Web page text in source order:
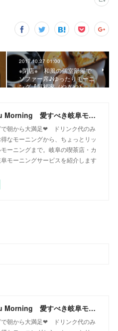
2017.10.27 01:00
※閉店※ 和風の個室部屋で
ソファー席♪ゆったりモーニ
ング【屋祁家（やぎや）…
LOVE ❤ Gifu Morning 愛すべき岐阜モーニング♪
で朝から大満足❤ ドリンク代のみ
なモーニングから、ちょっとリッ
ーニングまで。岐阜の喫茶店・カ
モーニングサービスを紹介します
LOVE ❤ Gifu Morning 愛すべき岐阜モーニング♪
で朝から大満足❤ ドリンク代のみ